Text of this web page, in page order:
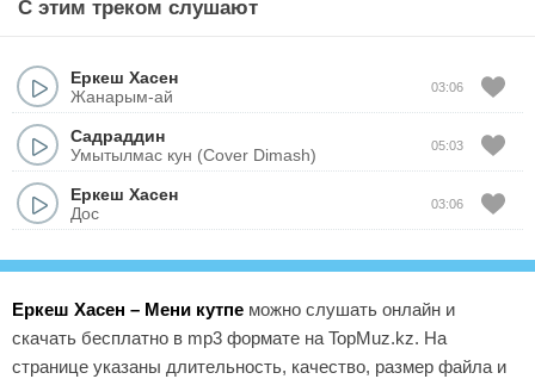
С этим треком слушают
Еркеш Хасен
Жанарым-ай
03:06
Садраддин
Умытылмас кун (Cover Dimash)
05:03
Еркеш Хасен
Дос
03:06
Еркеш Хасен – Мени кутпе можно слушать онлайн и
скачать бесплатно в mp3 формате на TopMuz.kz. На
странице указаны длительность, качество, размер файла и